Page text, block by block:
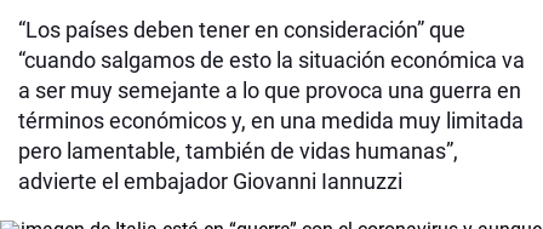
“Los países deben tener en consideración” que
“cuando salgamos de esto la situación económica va
a ser muy semejante a lo que provoca una guerra en
términos económicos y, en una medida muy limitada
pero lamentable, también de vidas humanas”,
advierte el embajador Giovanni Iannuzzi